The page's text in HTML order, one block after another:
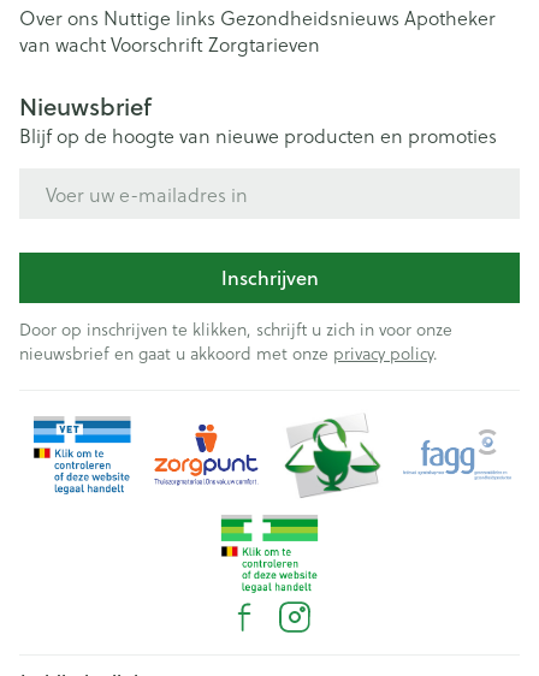
Over ons Nuttige links Gezondheidsnieuws Apotheker
van wachtVoorschriftZorgtarieven
Nieuwsbrief
Blijf op de hoogte van nieuwe producten en promoties
Inschrijven
Door op inschrijven te klikken, schrijft u zich in voor onze
nieuwsbrief en gaat u akkoord met onze privacy policy.